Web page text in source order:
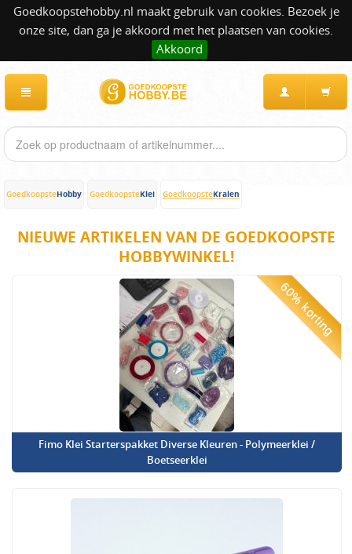
Goedkoopstehobby.nl maakt gebruik van cookies. Bezoek je
onze site, dan ga je akkoord met het plaatsen van cookies.
Akkoord
GoedkoopsteHobby GoedkoopsteKlei GoedkoopsteKralen
NIEUWE ARTIKELEN VAN DE GOEDKOOPSTE
HOBBYWINKEL!
60% korting
Fimo Klei Starterspakket Diverse Kleuren - Polymeerklei /
Boetseerklei